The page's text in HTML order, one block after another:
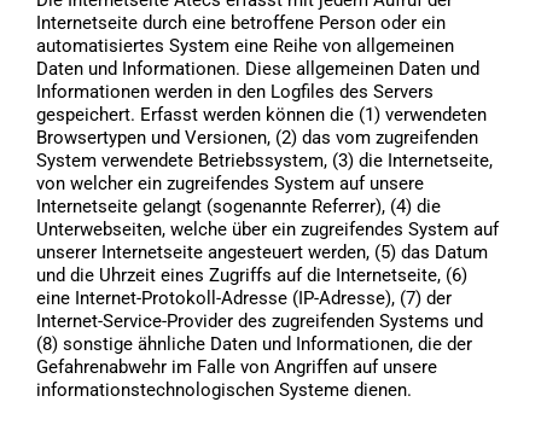
Internetseite durch eine betroffene Person oder ein
automatisiertes System eine Reihe von allgemeinen
Daten und Informationen. Diese allgemeinen Daten und
Informationen werden in den Logfiles des Servers
gespeichert. Erfasst werden können die (1) verwendeten
Browsertypen und Versionen, (2) das vom zugreifenden
System verwendete Betriebssystem, (3) die Internetseite,
von welcher ein zugreifendes System auf unsere
Internetseite gelangt (sogenannte Referrer), (4) die
Unterwebseiten, welche über ein zugreifendes System auf
unserer Internetseite angesteuert werden, (5) das Datum
und die Uhrzeit eines Zugriffs auf die Internetseite, (6)
eine Internet-Protokoll-Adresse (IP-Adresse), (7) der
Internet-Service-Provider des zugreifenden Systems und
(8) sonstige ähnliche Daten und Informationen, die der
Gefahrenabwehr im Falle von Angriffen auf unsere
informationstechnologischen Systeme dienen.